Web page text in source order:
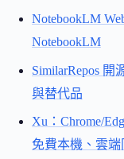
NotebookLM
NotebookLM
SimilarRepos
與替代品
Xu：Chrome/
免費本機、雲